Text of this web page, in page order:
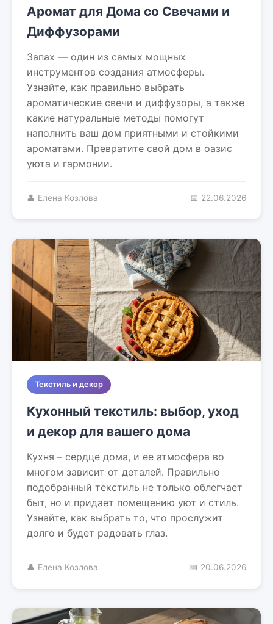
Аромат для Дома со Свечами и
Диффузорами
Запах — один из самых мощных
инструментов создания атмосферы.
Узнайте, как правильно выбрать
ароматические свечи и диффузоры, а также
какие натуральные методы помогут
наполнить ваш дом приятными и стойкими
ароматами. Превратите свой дом в оазис
уюта и гармонии.
👤 Елена Козлова 📅 22.06.2026
Текстиль и декор
Кухонный текстиль: выбор, уход
и декор для вашего дома
Кухня – сердце дома, и ее атмосфера во
многом зависит от деталей. Правильно
подобранный текстиль не только облегчает
быт, но и придает помещению уют и стиль.
Узнайте, как выбрать то, что прослужит
долго и будет радовать глаз.
👤 Елена Козлова 📅 20.06.2026